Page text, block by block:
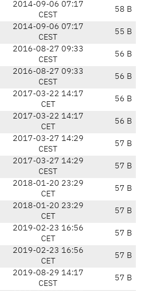
2014-09-06 07:17
CEST
58 B
2014-09-06 07:17
CEST
55 B
2016-08-27 09:33
CEST
56 B
2016-08-27 09:33
CEST
56 B
2017-03-22 14:17
CET
56 B
2017-03-22 14:17
CET
56 B
2017-03-27 14:29
CEST
57 B
2017-03-27 14:29
CEST
57 B
2018-01-20 23:29
CET
57 B
2018-01-20 23:29
CET
57 B
2019-02-23 16:56
CET
57 B
2019-02-23 16:56
CET
57 B
2019-08-29 14:17
CEST
57 B